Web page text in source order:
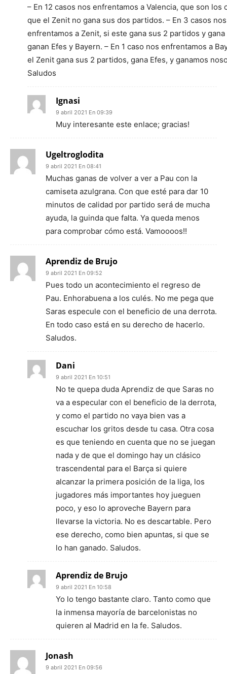
– En 12 casos nos enfrentamos a Valencia, que son los
que el Zenit no gana sus dos partidos. – En 3 casos nos
enfrentamos a Zenit, si este gana sus 2 partidos y gana
ganan Efes y Bayern. – En 1 caso nos enfrentamos a
el Zenit gana sus 2 partidos, gana Efes, y ganamos
Saludos
Ignasi
9 abril 2021 En 09:39
Muy interesante este enlace; gracias!
Ugeltroglodita
9 abril 2021 En 08:41
Muchas ganas de volver a ver a Pau con la
camiseta azulgrana. Con que esté para dar 10
minutos de calidad por partido será de mucha
ayuda, la guinda que falta. Ya queda menos
para comprobar cómo está. Vamoooos!!
Aprendiz de Brujo
9 abril 2021 En 09:52
Pues todo un acontecimiento el regreso de
Pau. Enhorabuena a los culés. No me pega que
Saras especule con el beneficio de una derrota.
En todo caso está en su derecho de hacerlo.
Saludos.
Dani
9 abril 2021 En 10:51
No te quepa duda Aprendiz de que Saras no
va a especular con el beneficio de la derrota,
y como el partido no vaya bien vas a
escuchar los gritos desde tu casa. Otra cosa
es que teniendo en cuenta que no se juegan
nada y de que el domingo hay un clásico
trascendental para el Barça si quiere
alcanzar la primera posición de la liga, los
jugadores más importantes hoy jueguen
poco, y eso lo aproveche Bayern para
llevarse la victoria. No es descartable. Pero
ese derecho, como bien apuntas, si que se
lo han ganado. Saludos.
Aprendiz de Brujo
9 abril 2021 En 10:58
Yo lo tengo bastante claro. Tanto como que
la inmensa mayoría de barcelonistas no
quieren al Madrid en la fe. Saludos.
Jonash
9 abril 2021 En 09:56